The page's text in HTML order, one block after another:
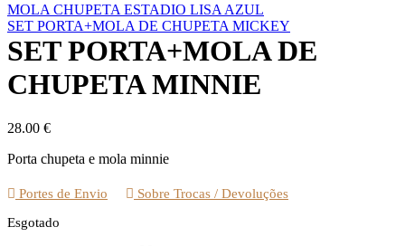
MOLA CHUPETA ESTADIO LISA AZUL
SET PORTA+MOLA DE CHUPETA MICKEY
SET PORTA+MOLA DE
CHUPETA MINNIE
28.00 €
Porta chupeta e mola minnie
Portes de Envio
Sobre Trocas / Devoluções
Esgotado